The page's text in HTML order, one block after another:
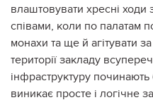
влаштовувати хресні ходи
співами, коли по палатам
монахи та ще й агітувати
території закладу
інфраструктуру
виникає просте і логічне